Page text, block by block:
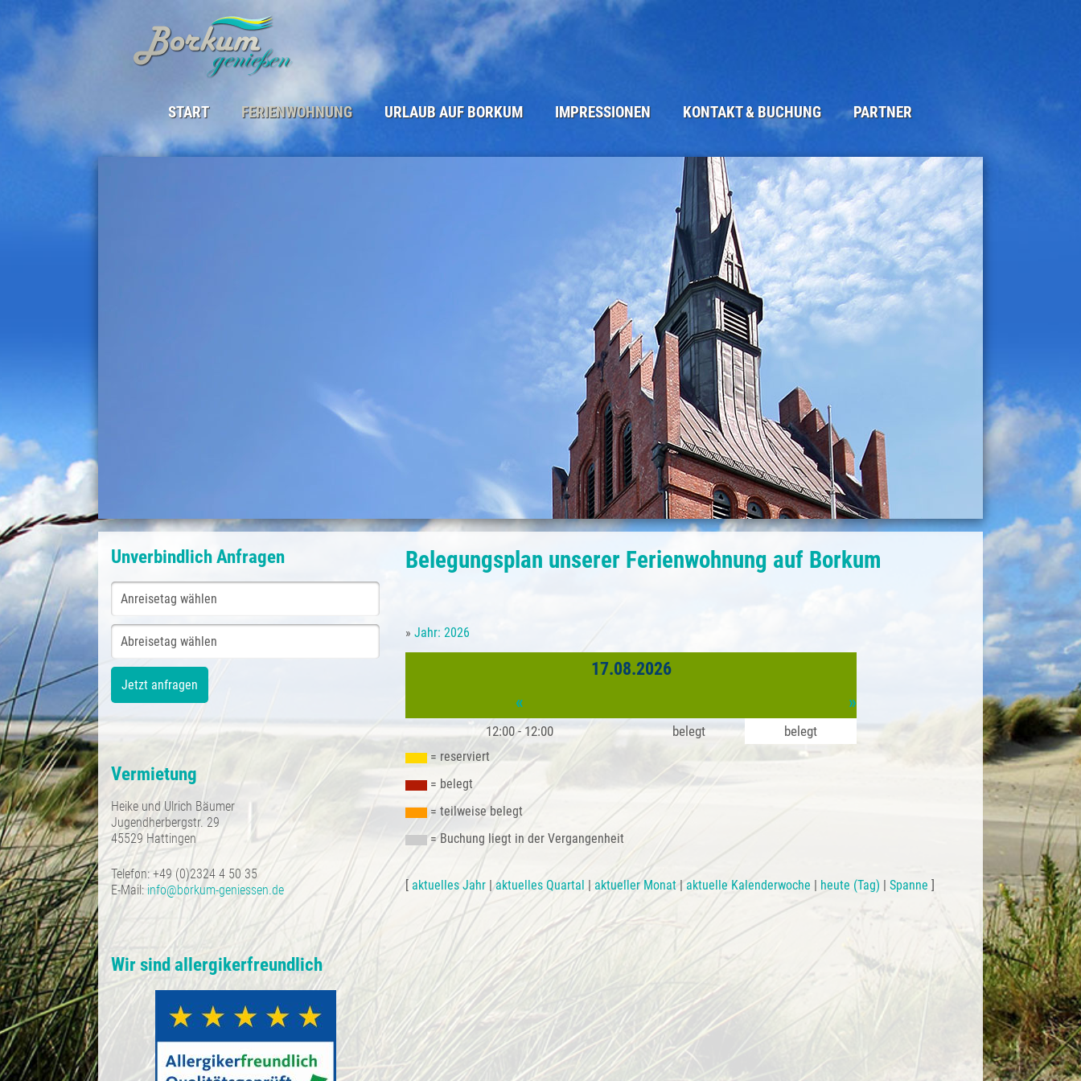
START FERIENWOHNUNG
DIE FERIENWOHNUNG
URLAUB AUF BORKUM IMPRESSIONEN
BORKUM IM WINTER
ALTE INSELANSICHTEN
KONTAKT & BUCHUNG
BUCHUNG
KLEINGEDRUCKTES
IMPRESSUM
DATENSCHUTZERKLÄRUNG
PARTNER
Belegungsplan unserer Ferienwohnung auf Borkum
»Jahr: 2026
17.08.2026
«
»
12:00 - 12:00 belegt belegt
= reserviert
= belegt
= teilweise belegt
= Buchung liegt in der Vergangenheit
[ aktuelles Jahr |aktuelles Quartal | aktueller Monat|aktuelle Kalenderwoche | heute (Tag) |Spanne ]
Unverbindlich Anfragen
Vermietung
Heike und Ulrich Bäumer
Jugendherbergstr. 29
45529 Hattingen
Telefon: +49 (0)2324 4 50 35
E-Mail: info@borkum-geniessen.de
Wir sind allergikerfreundlich